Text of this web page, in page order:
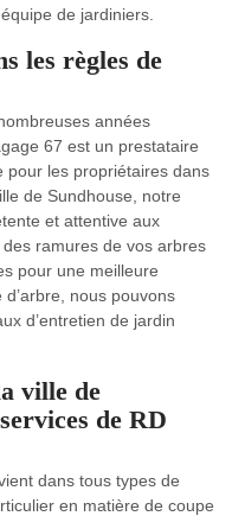
de jardiniers.
les règles de
années
67 est un prestataire
pour les propriétaires dans
de Sundhouse, notre
et attentive aux
ramures de vos arbres
pour une meilleure
nous pouvons
d’entretien de jardin
ville de
de RD
dans tous types de
en matière de coupe